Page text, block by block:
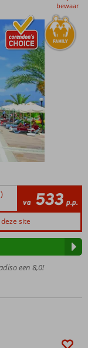
bewaar
va 533 p.p.
site
een 8,0!